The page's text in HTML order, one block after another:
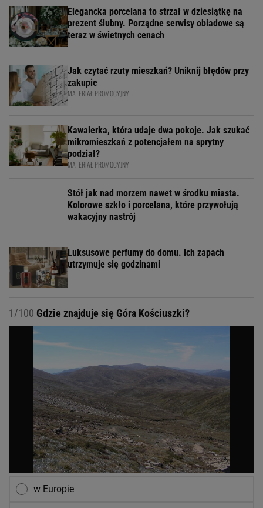
Elegancka porcelana to strzał w dziesiątkę na
prezent ślubny. Porządne serwisy obiadowe są
teraz w świetnych cenach
Jak czytać rzuty mieszkań? Uniknij błędów przy
zakupie
MATERIAŁ PROMOCYJNY
Kawalerka, która udaje dwa pokoje. Jak szukać
mikromieszkań z potencjałem na sprytny
podział?
MATERIAŁ PROMOCYJNY
Stół jak nad morzem nawet w środku miasta.
Kolorowe szkło i porcelana, które przywołują
wakacyjny nastrój
Luksusowe perfumy do domu. Ich zapach
utrzymuje się godzinami
1/100 Gdzie znajduje się Góra Kościuszki?
w Europie